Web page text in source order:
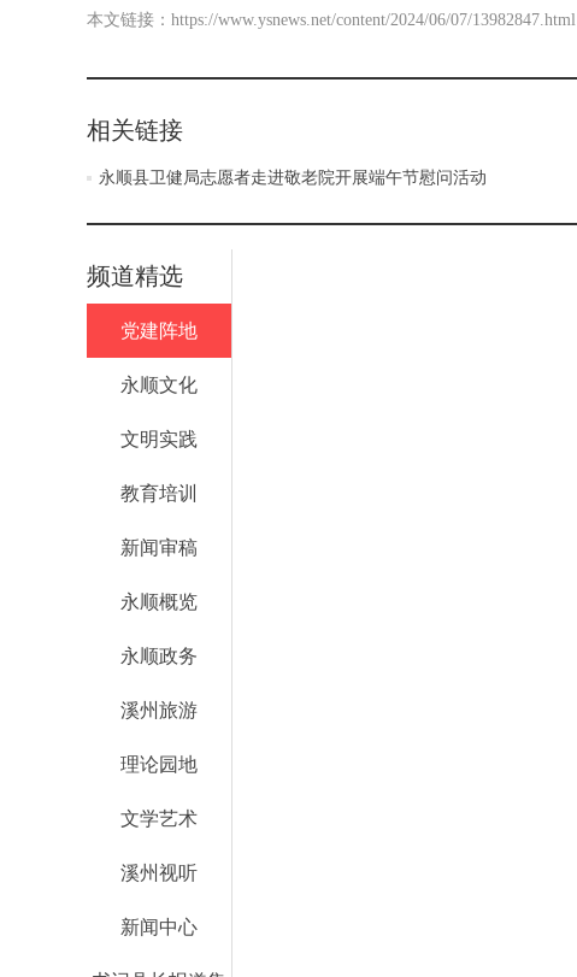
本文链接： https://www.ysnews.net/content/2024/06/07/13982847.html
相关链接
永顺县卫健局志愿者走进敬老院开展端午节慰问活动
频道精选
党建阵地
永顺文化
文明实践
教育培训
新闻审稿
永顺概览
永顺政务
溪州旅游
理论园地
文学艺术
溪州视听
新闻中心